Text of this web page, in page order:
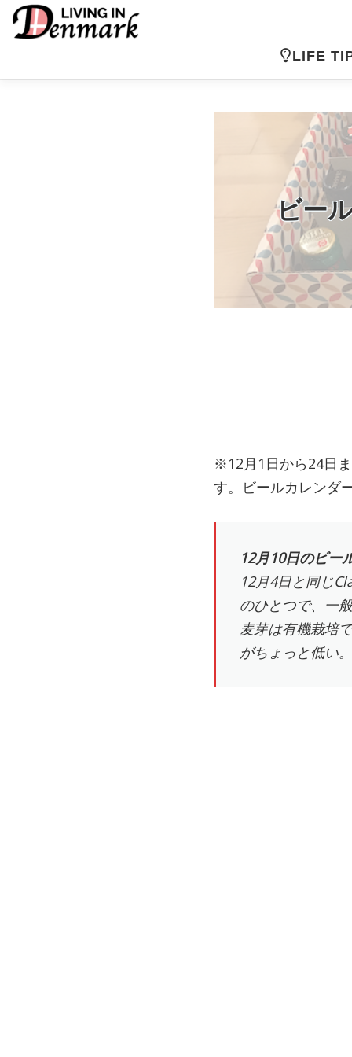
ツ
LIFE
ビー
※12月1日から24日
す。ビールカレンダ
12月10日のビー
12月4日と同じ
のひとつで、一
麦芽は有機栽培
がちょっと低い。